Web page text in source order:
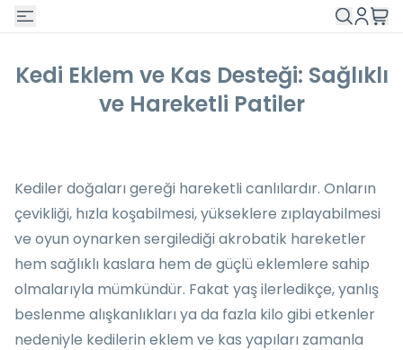
Kedi Eklem ve Kas Desteği: Sağlıklı
ve Hareketli Patiler
Kediler doğaları gereği hareketli canlılardır. Onların
çevikliği, hızla koşabilmesi, yükseklere zıplayabilmesi
ve oyun oynarken sergilediği akrobatik hareketler
hem sağlıklı kaslara hem de güçlü eklemlere sahip
olmalarıyla mümkündür. Fakat yaş ilerledikçe, yanlış
beslenme alışkanlıkları ya da fazla kilo gibi etkenler
nedeniyle kedilerin eklem ve kas yapıları zamanla